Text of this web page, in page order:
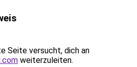
Seite versucht, dich an
weiterzuleiten.